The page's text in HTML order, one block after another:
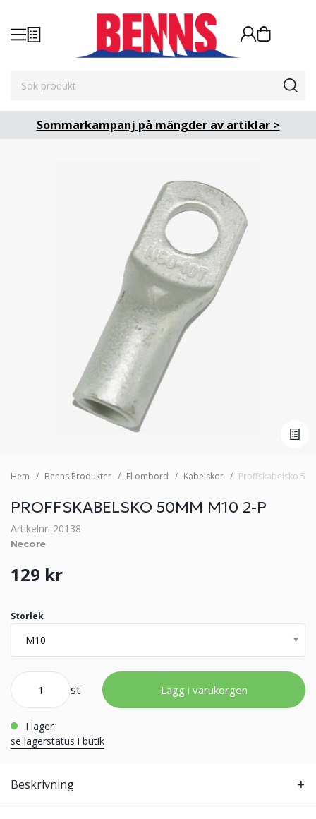
Sommarkampanj på mängder av artiklar >
Hem Benns Produkter El ombord Kabelskor Proffskabelsko
PROFFSKABELSKO 50MM M10 2-P
Artikelnr: 20138
Necore
129 kr
Storlek
st Lägg i varukorgen
i lager
se lagerstatus i butik
Beskrivning